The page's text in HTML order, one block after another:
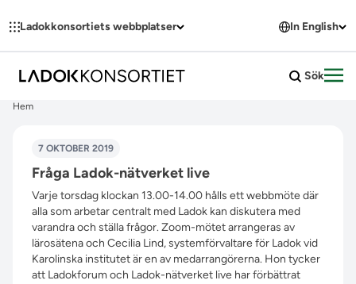
Ladokkonsortiets webbplatser In English
Sök
Hem
7 OKTOBER 2019
Fråga Ladok-nätverket live
Varje torsdag klockan 13.00-14.00 hålls ett webbmöte där
alla som arbetar centralt med Ladok kan diskutera med
varandra och ställa frågor. Zoom-mötet arrangeras av
lärosätena och Cecilia Lind, systemförvaltare för Ladok vid
Karolinska institutet är en av medarrangörerna. Hon tycker
att Ladokforum och Ladok-nätverket live har förbättrat